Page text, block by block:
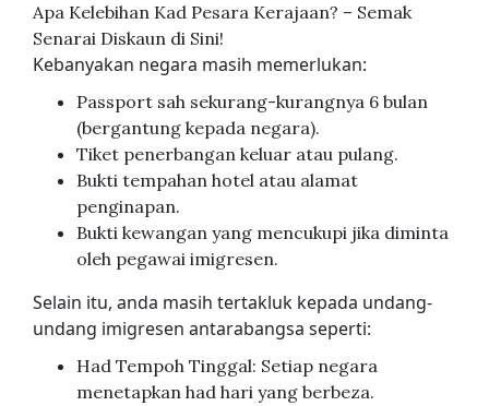
Apa Kelebihan Kad Pesara Kerajaan? – Semak
Senarai Diskaun di Sini!
Kebanyakan negara masih memerlukan:
Passport sah sekurang-kurangnya 6 bulan
(bergantung kepada negara).
Tiket penerbangan keluar atau pulang.
Bukti tempahan hotel atau alamat
penginapan.
Bukti kewangan yang mencukupi jika diminta
oleh pegawai imigresen.
Selain itu, anda masih tertakluk kepada undang-
undang imigresen antarabangsa seperti:
Had Tempoh Tinggal: Setiap negara
menetapkan had hari yang berbeza.